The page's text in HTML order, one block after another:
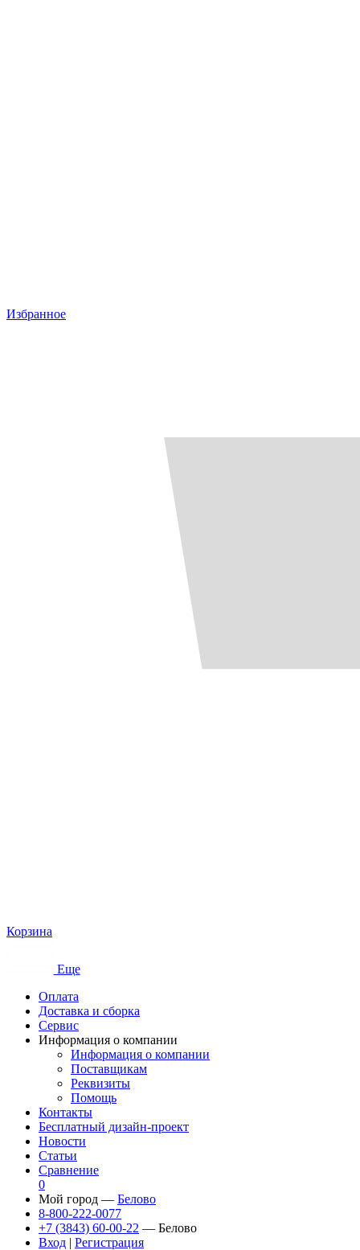
Избранное
Корзина
Еще
Оплата
Доставка и сборка
Сервис
Информация о компании
Информация о компании
Поставщикам
Реквизиты
Помощь
Контакты
Бесплатный дизайн-проект
Новости
Статьи
Сравнение
0
Мой город — Белово
8-800-222-0077
+7 (3843) 60-00-22 — Белово
Вход | Регистрация